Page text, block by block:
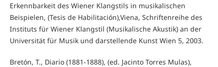
Erkennbarkeit des Wiener Klangstils in musikalischen
Beispielen, (Tesis de Habilitación),Viena, Schriftenreihe des
Instituts für Wiener Klangstil (Musikalische Akustik) an der
Universität für Musik und darstellende Kunst Wien 5, 2003.
Bretón, T., Diario (1881-1888), (ed. Jacinto Torres Mulas),